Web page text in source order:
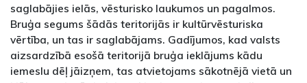
saglabājies ielās, vēsturisko laukumos un pagalmos.
Bruģa segums šādās teritorijās ir kultūrvēsturiska
vērtība, un tas ir saglabājams. Gadījumos, kad valsts
aizsardzībā esošā teritorijā bruģa ieklājums kādu
iemeslu dēļ jāizņem, tas atvietojams sākotnējā vietā un